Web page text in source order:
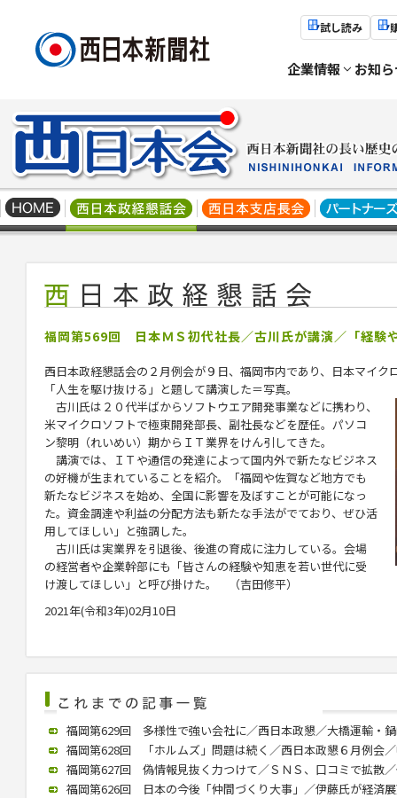
試し読み
企業情報 お知
福岡第569回 日本ＭＳ初代社長／古川氏が講演／「経験
西日本政経懇話会の２月例会が９日、福岡市内であり、日本マイク
「人生を駆け抜ける」と題して講演した＝写真。
古川氏は２０代半ばからソフトウエア開発事業などに携わり、
米マイクロソフトで極東開発部長、副社長などを歴任。パソコ
ン黎明（れいめい）期からＩＴ業界をけん引してきた。
講演では、ＩＴや通信の発達によって国内外で新たなビジネス
の好機が生まれていることを紹介。「福岡や佐賀など地方でも
新たなビジネスを始め、全国に影響を及ぼすことが可能になっ
た。資金調達や利益の分配方法も新たな手法がでており、ぜひ活
用してほしい」と強調した。
古川氏は実業界を引退後、後進の育成に注力している。会場
の経営者や企業幹部にも「皆さんの経験や知恵を若い世代に受
け渡してほしい」と呼び掛けた。 （吉田修平）
2021年(令和3年)02月10日
福岡第629回 多様性で強い会社に／西日本政懇／大橋運輸・
福岡第628回 「ホルムズ」問題は続く／西日本政懇６月例会
福岡第627回 偽情報見抜く力つけて／ＳＮＳ、口コミで拡散
福岡第626回 日本の今後「仲間づくり大事」／伊藤氏が経済